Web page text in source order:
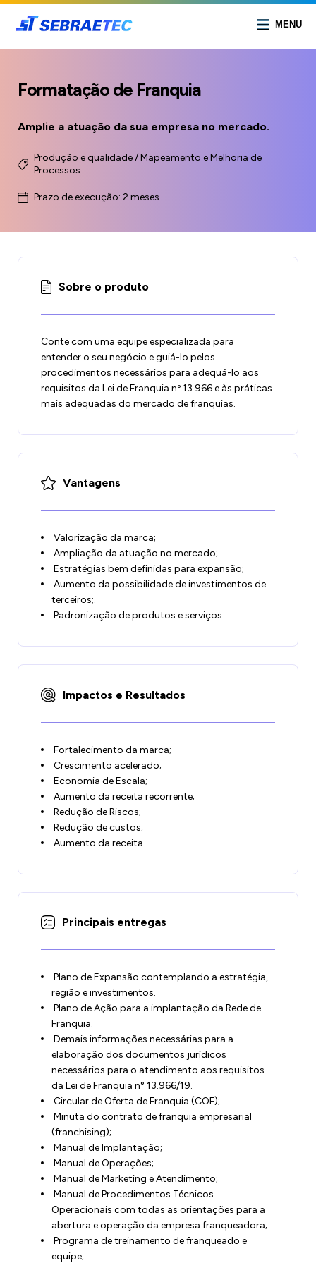
MENU
Formatação de Franquia
Amplie a atuação da sua empresa no mercado.
Produção e qualidade / Mapeamento e Melhoria de
Processos
Prazo de execução: 2 meses
Sobre o produto
Conte com uma equipe especializada para
entender o seu negócio e guiá-lo pelos
procedimentos necessários para adequá-lo aos
requisitos da Lei de Franquia nº 13.966 e às práticas
mais adequadas do mercado de franquias.
Vantagens
Valorização da marca;
Ampliação da atuação no mercado;
Estratégias bem definidas para expansão;
Aumento da possibilidade de investimentos de
terceiros;.
Padronização de produtos e serviços.
Impactos e Resultados
Fortalecimento da marca;
Crescimento acelerado;
Economia de Escala;
Aumento da receita recorrente;
Redução de Riscos;
Redução de custos;
Aumento da receita.
Principais entregas
Plano de Expansão contemplando a estratégia,
região e investimentos.
Plano de Ação para a implantação da Rede de
Franquia.
Demais informações necessárias para a
elaboração dos documentos jurídicos
necessários para o atendimento aos requisitos
da Lei de Franquia n° 13.966/19.
Circular de Oferta de Franquia (COF);
Minuta do contrato de franquia empresarial
(franchising);
Manual de Implantação;
Manual de Operações;
Manual de Marketing e Atendimento;
Manual de Procedimentos Técnicos
Operacionais com todas as orientações para a
abertura e operação da empresa franqueadora;
Programa de treinamento de franqueado e
equipe;